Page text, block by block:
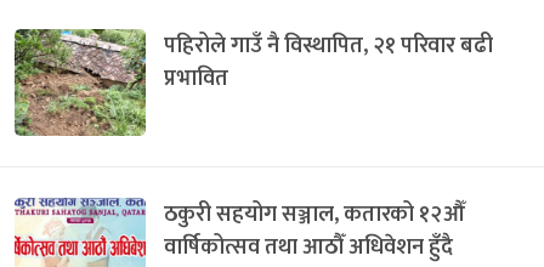
पहिरोले गाउँ नै विस्थापित, २१ परिवार बढी
प्रभावित
ठकुरी सहयोग सञ्जाल, कतारको १२औँ
वार्षिकोत्सव तथा आठौँ अधिवेशन हुँदै